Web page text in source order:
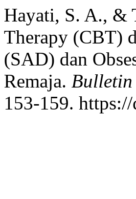
Hayati, S. A., &
Therapy (CBT)
(SAD) dan
Remaja. Bulletin
153-159.